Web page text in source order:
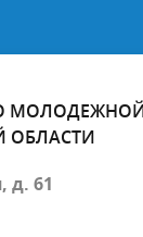
ОБЛАСТИ
д. 61